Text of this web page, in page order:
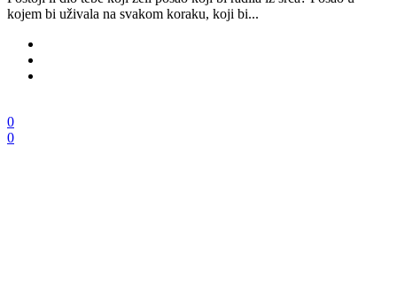
kojem bi uživala na svakom koraku, koji bi...
0
0